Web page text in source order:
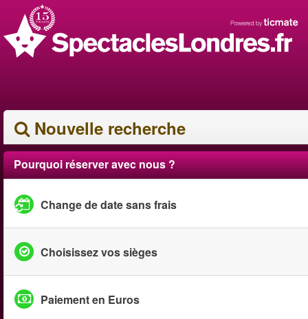
Nouvelle recherche
Pourquoi réserver avec nous ?
Change de date sans frais
Choisissez vos sièges
Paiement en Euros